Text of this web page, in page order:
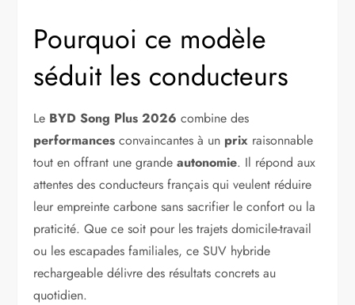
Pourquoi ce modèle
séduit les conducteurs
Le BYD Song Plus 2026 combine des
performances convaincantes à un prix raisonnable
tout en offrant une grandeautonomie. Il répond aux
attentes des conducteurs français qui veulent réduire
leur empreinte carbone sans sacrifier le confort ou la
praticité. Que ce soit pour les trajets domicile-travail
ou les escapades familiales, ce SUV hybride
rechargeable délivre des résultats concrets au
quotidien.